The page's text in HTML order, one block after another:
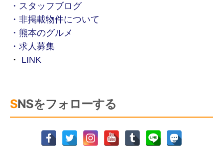
・スタッフブログ
・非掲載物件について
・熊本のグルメ
・求人募集
・ LINK
SNSをフォローする